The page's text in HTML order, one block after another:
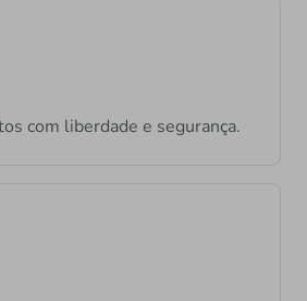
com liberdade e segurança.